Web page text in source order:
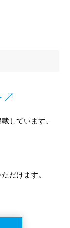
↗
しています。
だけます。